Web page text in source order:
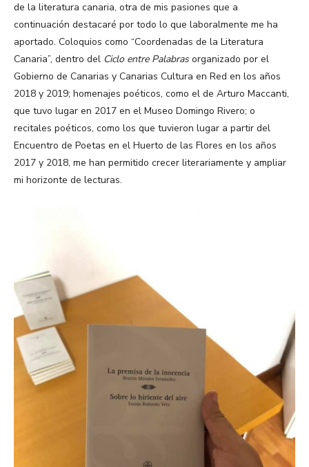
de la literatura canaria, otra de mis pasiones que a
continuación destacaré por todo lo que laboralmente me ha
aportado. Coloquios como “Coordenadas de la Literatura
Canaria”, dentro del Ciclo entre Palabrasorganizado por el
Gobierno de Canarias y Canarias Cultura en Red en los años
2018 y 2019; homenajes poéticos, como el de Arturo Maccanti,
que tuvo lugar en 2017 en el Museo Domingo Rivero; o
recitales poéticos, como los que tuvieron lugar a partir del
Encuentro de Poetas en el Huerto de las Flores en los años
2017 y 2018, me han permitido crecer literariamente y ampliar
mi horizonte de lecturas.